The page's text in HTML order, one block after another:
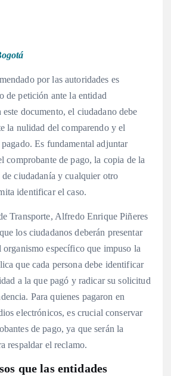
por las autoridades es
de petición ante la entidad
documento, el ciudadano debe
la nulidad del comparendo y el
Es fundamental adjuntar
comprobante de pago, la copia de la
ciudadanía y cualquier otro
identificar el caso.
Transporte, Alfredo Enrique Piñeres
los ciudadanos deberán presentar
organismo específico que impuso la
que cada persona debe identificar
a la que pagó y radicar su solicitud
Para quienes pagaron en
electrónicos, es crucial conservar
de pago, ya que serán la
respaldar el reclamo.
que las entidades